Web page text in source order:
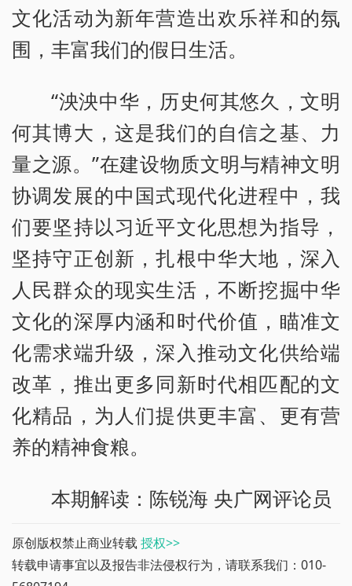
文化活动为新年营造出欢乐祥和的氛
围，丰富我们的假日生活。
“泱泱中华，历史何其悠久，文明
何其博大，这是我们的自信之基、力
量之源。”在建设物质文明与精神文明
协调发展的中国式现代化进程中，我
们要坚持以习近平文化思想为指导，
坚持守正创新，扎根中华大地，深入
人民群众的现实生活，不断挖掘中华
文化的深厚内涵和时代价值，瞄准文
化需求端升级，深入推动文化供给端
改革，推出更多同新时代相匹配的文
化精品，为人们提供更丰富、更有营
养的精神食粮。
本期解读：陈锐海 央广网评论员
原创版权禁止商业转载授权>>
转载申请事宜以及报告非法侵权行为，请联系我们：010-